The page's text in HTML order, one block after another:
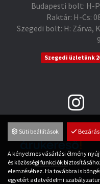
Budapesti bolt: H-
Raktár: H-Cs:
Szegedi bolt: H: Zárva,
Szegedi üzletünk
Árukereső.hu
Süti beállítások Bezárás
A kényelmes vásárlási élmény
és közösségi funkciók
elemzéséhez. Ha továbbra is
egyetért adatvédelmi